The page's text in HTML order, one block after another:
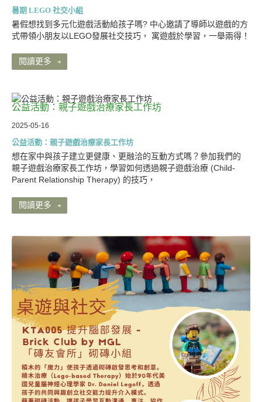
暑期 LEGO 社交小組
暑假想找到多元化遊戲活動給孩子嗎? 中心邀請了導師以遊戲的方
式帶領小朋友以LEGO發展社交技巧， 寓遊戲於學習，一舉兩得！
閱讀更多
公益活動：親子遊戲治療家長工作坊
2025-05-16
公益活動：親子遊戲治療家長工作坊
想在家中與孩子建立更健康、更融洽的互動方式嗎？參加我們的
親子遊戲治療家長工作坊，學習如何透過親子遊戲治療 (Child-
Parent Relationship Therapy) 的技巧，
閱讀更多